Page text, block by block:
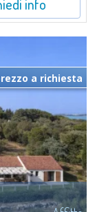
info
a richiesta